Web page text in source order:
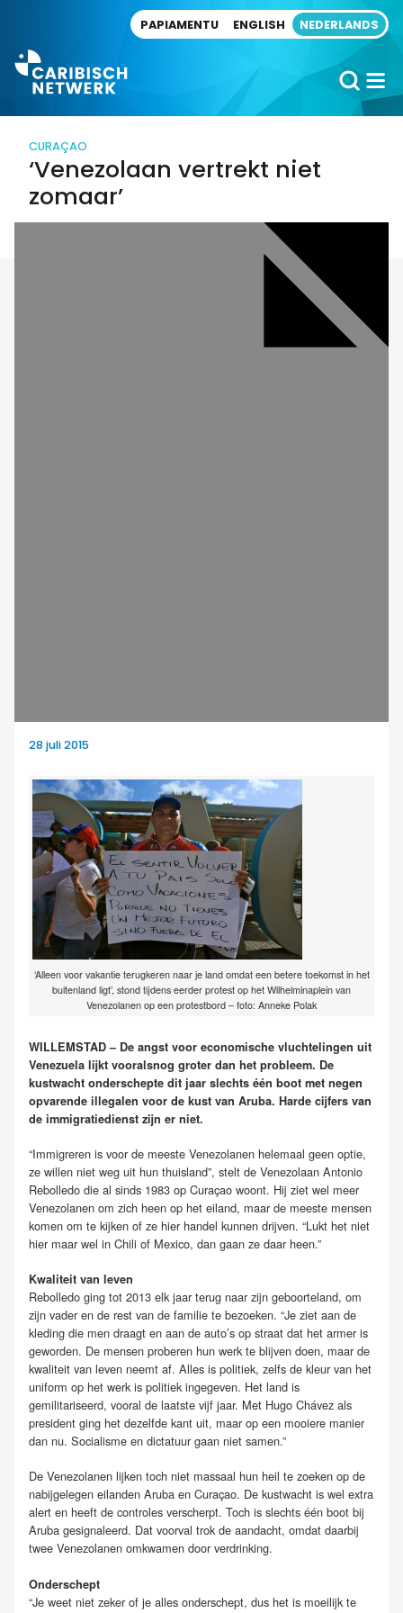
PAPIAMENTU ENGLISH NEDERLANDS
CURAÇAO
‘Venezolaan vertrekt niet
zomaar’
28 juli 2015
‘Alleen voor vakantie terugkeren naar je land omdat een betere toekomst in het
buitenland ligt’, stond tijdens eerder protest op het Wilhelminaplein van
Venezolanen op een protestbord – foto: Anneke Polak
WILLEMSTAD – De angst voor economische vluchtelingen uit
Venezuela lijkt vooralsnog groter dan het probleem. De
kustwacht onderschepte dit jaar slechts één boot met negen
opvarende illegalen voor de kust van Aruba. Harde cijfers van
de immigratiedienst zijn er niet.
“Immigreren is voor de meeste Venezolanen helemaal geen optie,
ze willen niet weg uit hun thuisland”, stelt de Venezolaan Antonio
Rebolledo die al sinds 1983 op Curaçao woont. Hij ziet wel meer
Venezolanen om zich heen op het eiland, maar de meeste mensen
komen om te kijken of ze hier handel kunnen drijven. “Lukt het niet
hier maar wel in Chili of Mexico, dan gaan ze daar heen.”
Kwaliteit van leven
Rebolledo ging tot 2013 elk jaar terug naar zijn geboorteland, om
zijn vader en de rest van de familie te bezoeken. “Je ziet aan de
kleding die men draagt en aan de auto’s op straat dat het armer is
geworden. De mensen proberen hun werk te blijven doen, maar de
kwaliteit van leven neemt af. Alles is politiek, zelfs de kleur van het
uniform op het werk is politiek ingegeven. Het land is
gemilitariseerd, vooral de laatste vijf jaar. Met Hugo Chávez als
president ging het dezelfde kant uit, maar op een mooiere manier
dan nu. Socialisme en dictatuur gaan niet samen.”
De Venezolanen lijken toch niet massaal hun heil te zoeken op de
nabijgelegen eilanden Aruba en Curaçao. De kustwacht is wel extra
alert en heeft de controles verscherpt. Toch is slechts één boot bij
Aruba gesignaleerd. Dat voorval trok de aandacht, omdat daarbij
twee Venezolanen omkwamen door verdrinking.
Onderschept
“Je weet niet zeker of je alles onderschept, dus het is moeilijk te